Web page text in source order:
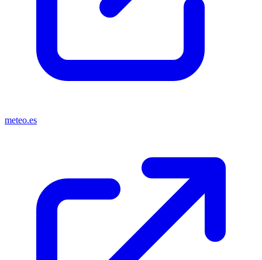
meteo.es